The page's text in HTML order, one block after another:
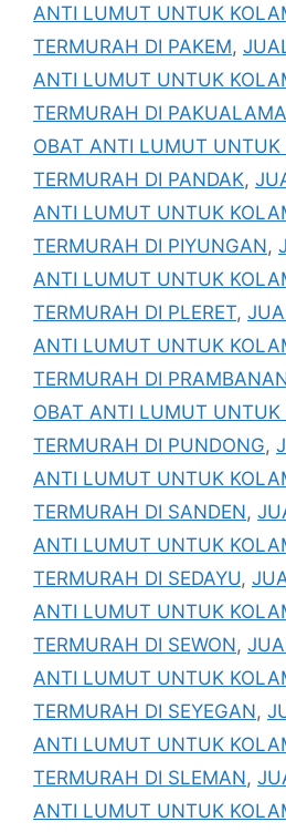
ANTI LUMUT UNTUK
TERMURAH DI PAKEM,
ANTI LUMUT UNTUK
TERMURAH DI
OBAT ANTI LUMUT UNTUK
TERMURAH DI PANDAK,
ANTI LUMUT UNTUK
TERMURAH DI PIYUNGAN,
ANTI LUMUT UNTUK
TERMURAH DI PLERET,
ANTI LUMUT UNTUK
TERMURAH DI
OBAT ANTI LUMUT UNTUK
TERMURAH DI PUNDONG,
ANTI LUMUT UNTUK
TERMURAH DI SANDEN,
ANTI LUMUT UNTUK
TERMURAH DI SEDAYU,
ANTI LUMUT UNTUK
TERMURAH DI SEWON,
ANTI LUMUT UNTUK
TERMURAH DI SEYEGAN,
ANTI LUMUT UNTUK
TERMURAH DI SLEMAN,
ANTI LUMUT UNTUK